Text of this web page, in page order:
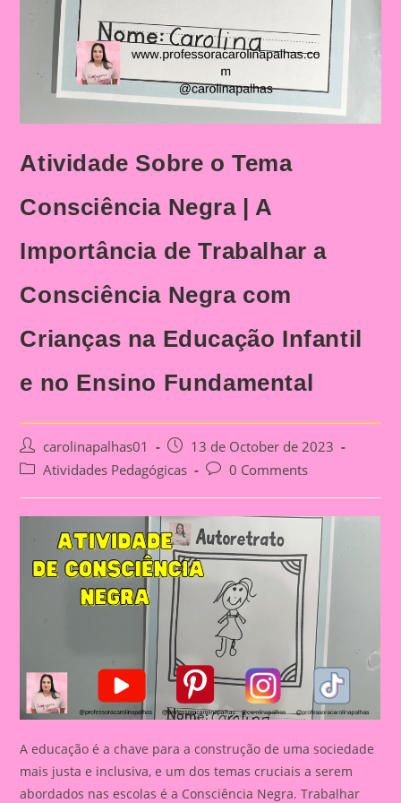
Atividade Sobre o Tema
Consciência Negra | A
Importância de Trabalhar a
Consciência Negra com
Crianças na Educação Infantil
e no Ensino Fundamental
Post
author:
carolinapalhas01
Post
published:
13 de October de 2023
PostAtividades Pedagógicas
Post0 Comments
A educação é a chave para a construção de uma sociedade
mais justa e inclusiva, e um dos temas cruciais a serem
abordados nas escolas é a Consciência Negra. Trabalhar